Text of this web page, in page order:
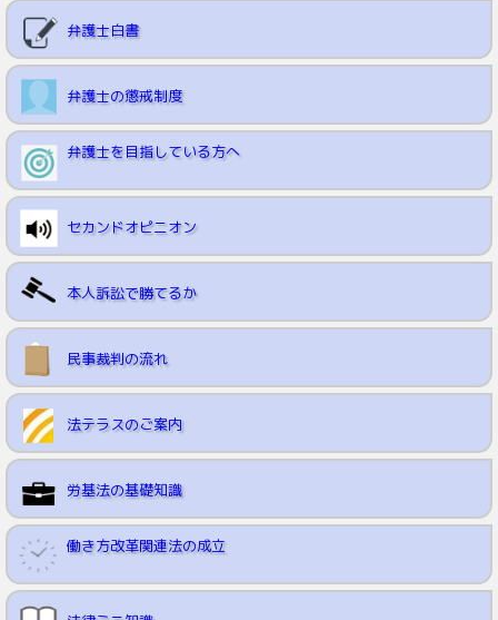
弁護士白書
弁護士の懲戒制度
弁護士を目指している方へ
セカンドオピニオン
本人訴訟で勝てるか
民事裁判の流れ
法テラスのご案内
労基法の基礎知識
働き方改革関連法の成立